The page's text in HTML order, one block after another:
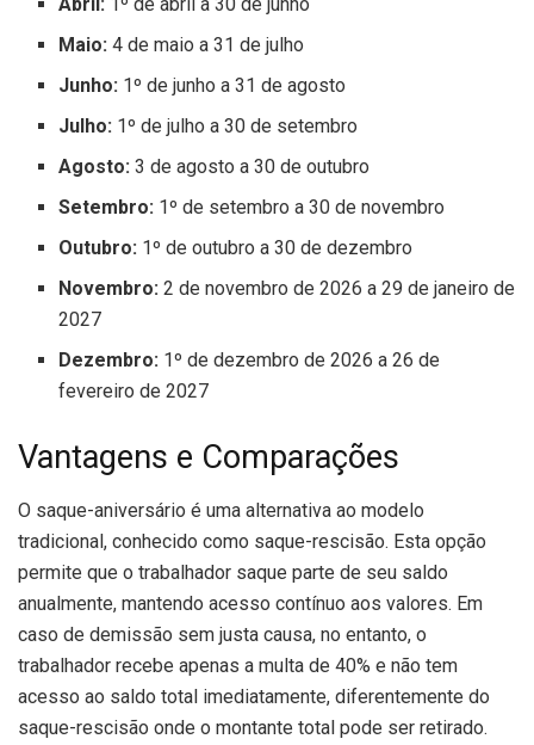
Maio: 4 de maio a 31 de julho
Junho: 1º de junho a 31 de agosto
Julho: 1º de julho a 30 de setembro
Agosto: 3 de agosto a 30 de outubro
Setembro: 1º de setembro a 30 de novembro
Outubro: 1º de outubro a 30 de dezembro
Novembro: 2 de novembro de 2026 a 29 de janeiro de
2027
Dezembro: 1º de dezembro de 2026 a 26 de
fevereiro de 2027
Vantagens e Comparações
O saque-aniversário é uma alternativa ao modelo
tradicional, conhecido como saque-rescisão. Esta opção
permite que o trabalhador saque parte de seu saldo
anualmente, mantendo acesso contínuo aos valores. Em
caso de demissão sem justa causa, no entanto, o
trabalhador recebe apenas a multa de 40% e não tem
acesso ao saldo total imediatamente, diferentemente do
saque-rescisão onde o montante total pode ser retirado.